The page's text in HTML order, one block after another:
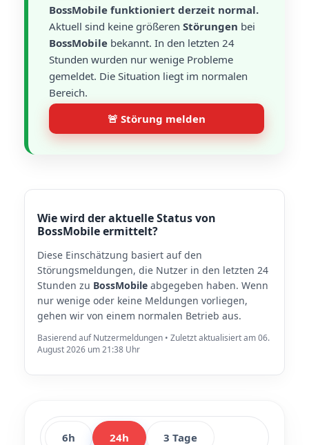
BossMobile funktioniert derzeit normal.
Aktuell sind keine größeren Störungen bei
BossMobile bekannt. In den letzten 24
Stunden wurden nur wenige Probleme
gemeldet. Die Situation liegt im normalen
Bereich.
🚨 Störung melden
Wie wird der aktuelle Status von
BossMobile ermittelt?
Diese Einschätzung basiert auf den
Störungsmeldungen, die Nutzer in den letzten 24
Stunden zu BossMobile abgegeben haben. Wenn
nur wenige oder keine Meldungen vorliegen,
gehen wir von einem normalen Betrieb aus.
Basierend auf Nutzermeldungen • Zuletzt aktualisiert am 06.
August 2026 um 21:38 Uhr
6h 24h 3 Tage